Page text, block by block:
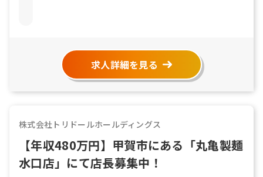
求人詳細を見る
株式会社トリドールホールディングス
【年収480万円】甲賀市にある「丸亀製麺
水口店」にて店長募集中！